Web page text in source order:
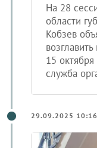
На 28
области
Кобзев
15
служба
29.09.2025 10:16